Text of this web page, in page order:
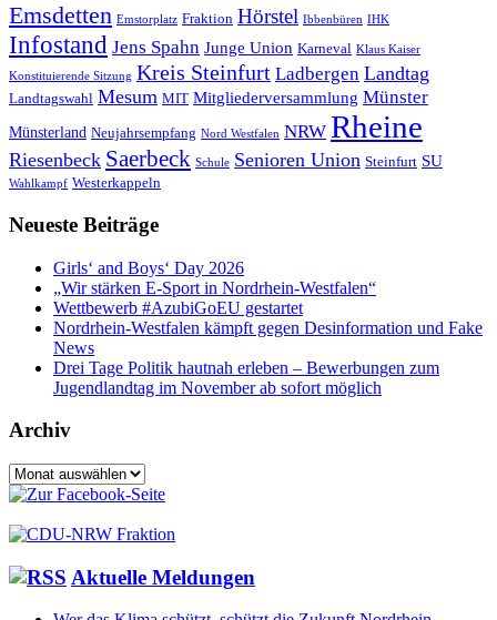
Emsdetten Emstorplatz Fraktion Hörstel Ibbenbüren IHK
Infostand Jens Spahn Junge Union Karneval Klaus Kaiser
Konstituierende Sitzung Kreis Steinfurt Ladbergen Landtag
Landtagswahl Mesum MIT Mitgliederversammlung Münster
Münsterland Neujahrsempfang Nord Westfalen NRW Rheine
Riesenbeck Saerbeck Schule Senioren Union Steinfurt SU
Wahlkampf Westerkappeln
Neueste Beiträge
Girls‘ and Boys‘ Day 2026
„Wir stärken E-Sport in Nordrhein-Westfalen“
Wettbewerb #AzubiGoEU gestartet
Nordrhein-Westfalen kämpft gegen Desinformation und Fake
News
Drei Tage Politik hautnah erleben – Bewerbungen zum
Jugendlandtag im November ab sofort möglich
Archiv
Archiv
Aktuelle Meldungen